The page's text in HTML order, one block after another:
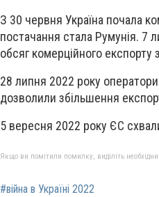
З 30 червня Україна почала
постачання стала Румунія. 7
обсяг комерційного
28 липня 2022 року
дозволили збільшення
5 вересня 2022 року ЄС
Якщо ви помітили помилку, виділіть
#війна в Україні 2022